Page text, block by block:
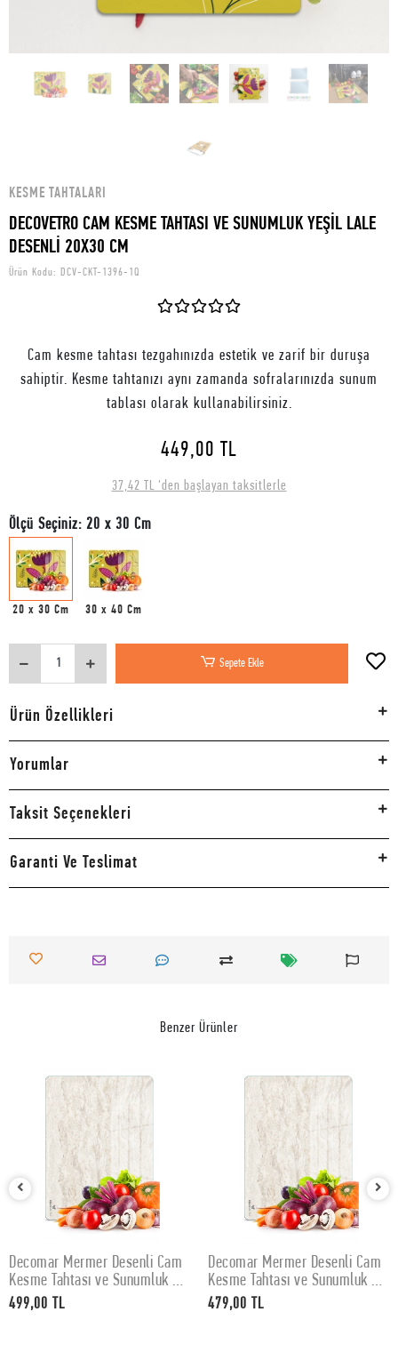
KESME TAHTALARI
DECOVETRO CAM KESME TAHTASI VE SUNUMLUK YEŞİL LALE
DESENLİ 20X30 CM
Ürün Kodu: DCV-CKT-1396-1Q
Cam kesme tahtası tezgahınızda estetik ve zarif bir duruşa
sahiptir. Kesme tahtanızı aynı zamanda sofralarınızda sunum
tablası olarak kullanabilirsiniz.
449,00 TL
37,42 TL 'den başlayan taksitlerle
Ölçü Seçiniz: 20 x 30 Cm
20 x 30 Cm 30 x 40 Cm
Sepete Ekle
Ürün Özellikleri
Yorumlar
Taksit Seçenekleri
Garanti Ve Teslimat
Benzer Ürünler
SEPETE EKLE
Decomar Mermer Desenli Cam
Kesme Tahtası ve Sunumluk 30
x 40 cm
499,00 TL
SEPETE EKLE
Decomar Mermer Desenli Cam
Kesme Tahtası ve Sunumluk 25
x 35 cm
479,00 TL